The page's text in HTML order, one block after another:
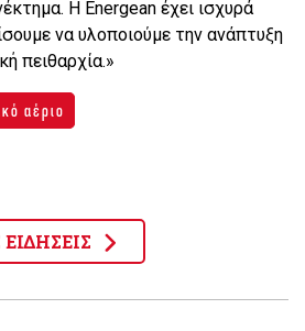
Η Energean έχει ισχυρά
να υλοποιούμε την ανάπτυξη
πειθαρχία.»
αέριο